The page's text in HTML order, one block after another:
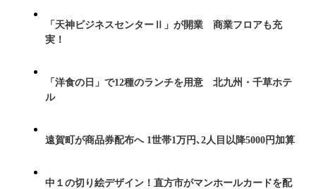
「天神ビジネスセンターⅡ」が開業 商業フロアも充
実！
「洋食の日」で12種のランチを用意 北九州・千草ホテ
ル
遠賀町が商品券配布へ 1世帯1万円､2人目以降5000円加算
中１の切り絵デザイン！直方市がマンホールカードを配